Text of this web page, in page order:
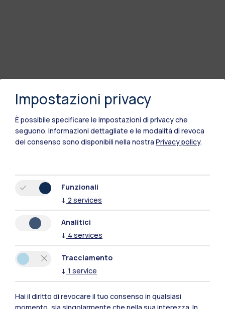
Polimi Community
Tutti i siti dell’ecosistema
Impostazioni privacy
È possibile specificare le impostazioni di privacy che
seguono. Informazioni dettagliate e le modalità di revoca
del consenso sono disponibili nella nostra Privacy policy.
Funzionali
↓ 2 services
Analitici
↓ 4 services
Tracciamento
↓ 1 service
Hai il diritto di revocare il tuo consenso in qualsiasi